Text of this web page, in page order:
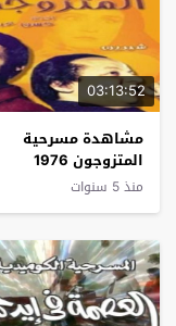
03:13:52
مشاهدة مسرحية
المتزوجون 1976
منذ 5 سنوات